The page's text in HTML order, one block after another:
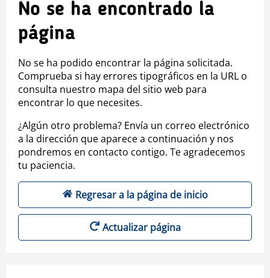
No se ha encontrado la
página
No se ha podido encontrar la página solicitada.
Comprueba si hay errores tipográficos en la URL o
consulta nuestro mapa del sitio web para
encontrar lo que necesites.
¿Algún otro problema? Envía un correo electrónico
a la dirección que aparece a continuación y nos
pondremos en contacto contigo. Te agradecemos
tu paciencia.
Regresar a la página de inicio
Actualizar página